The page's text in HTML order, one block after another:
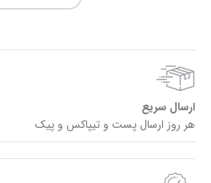
ارسال سریع
هر روز ارسال پست و تیپاکس و پیک